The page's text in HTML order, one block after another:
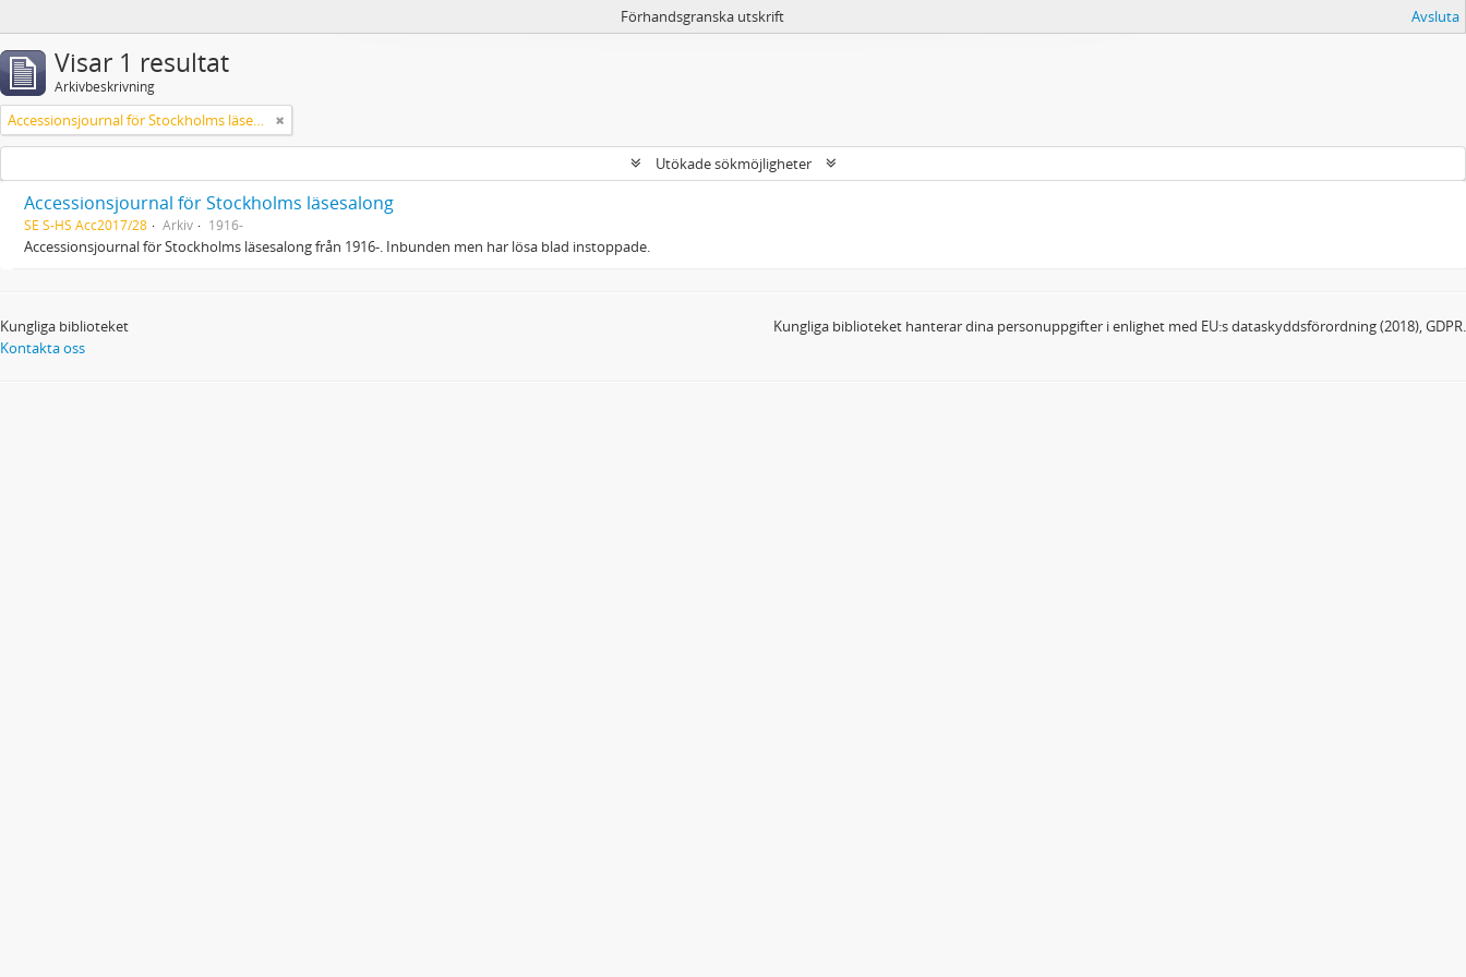
Förhandsgranska utskrift Avsluta
Visar 1 resultat
Arkivbeskrivning
Accessionsjournal för Stockholms läsesalong
Utökade sökmöjligheter
Accessionsjournal för Stockholms läsesalong
SE S-HS Acc2017/28 Arkiv 1916-
Accessionsjournal för Stockholms läsesalong från 1916-. Inbunden men har lösa blad instoppade.
Kungliga biblioteket
Kontakta oss
Kungliga biblioteket hanterar dina personuppgifter i enlighet med EU:s dataskyddsförordning (2018), GDPR.